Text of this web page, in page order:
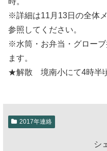
※詳細は11月13日の全体
参照してください。
※水筒・お弁当・グロー
ます。
★解散 境南小にて4時半
2017年連絡
シ